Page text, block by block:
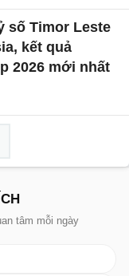
số Timor Leste
kết quả
2026 mới nhất
tâm mỗi ngày